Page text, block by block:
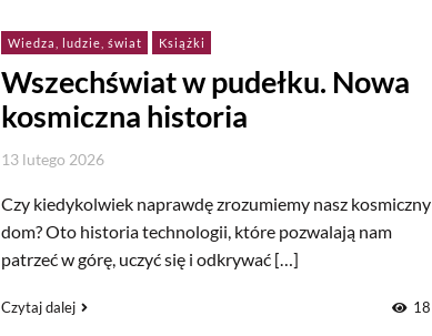
Wiedza, ludzie, świat Książki
Wszechświat w pudełku. Nowa
kosmiczna historia
13 lutego 2026
Czy kiedykolwiek naprawdę zrozumiemy nasz kosmiczny
dom? Oto historia technologii, które pozwalają nam
patrzeć w górę, uczyć się i odkrywać […]
Czytaj dalej 18